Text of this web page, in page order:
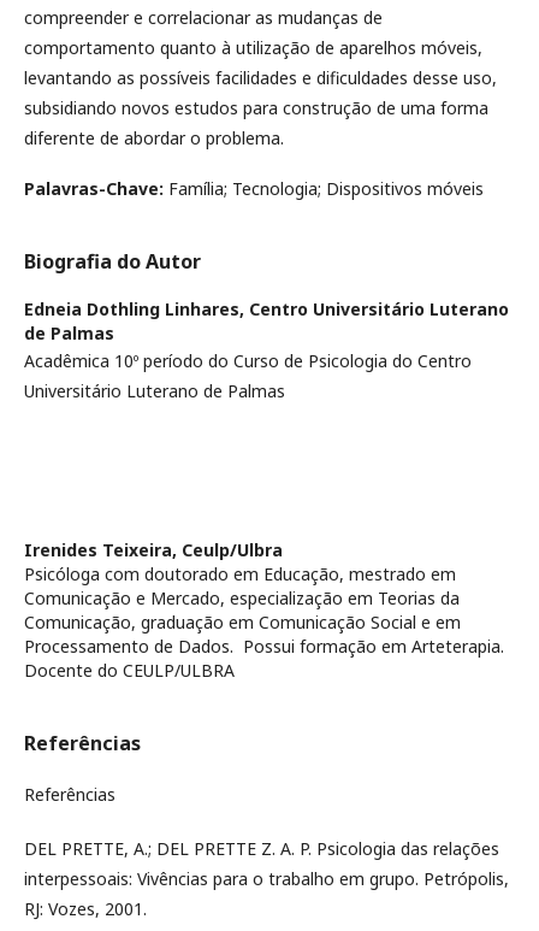
compreender e correlacionar as mudanças de
comportamento quanto à utilização de aparelhos móveis,
levantando as possíveis facilidades e dificuldades desse uso,
subsidiando novos estudos para construção de uma forma
diferente de abordar o problema.
Palavras-Chave: Família; Tecnologia; Dispositivos móveis
Biografia do Autor
Edneia Dothling Linhares, Centro Universitário Luterano
de Palmas
Acadêmica 10º período do Curso de Psicologia do Centro
Universitário Luterano de Palmas
Irenides Teixeira, Ceulp/Ulbra
Psicóloga com doutorado em Educação, mestrado em
Comunicação e Mercado, especialização em Teorias da
Comunicação, graduação em Comunicação Social e em
Processamento de Dados. Possui formação em Arteterapia.
Docente do CEULP/ULBRA
Referências
Referências
DEL PRETTE, A.; DEL PRETTE Z. A. P. Psicologia das relações
interpessoais: Vivências para o trabalho em grupo. Petrópolis,
RJ: Vozes, 2001.